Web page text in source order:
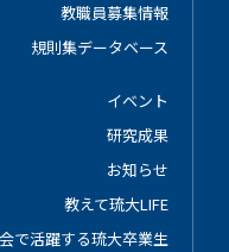
教職員募集情報
規則集データベース
イベント
研究成果
お知らせ
教えて琉大LIFE
で活躍する琉大卒業生